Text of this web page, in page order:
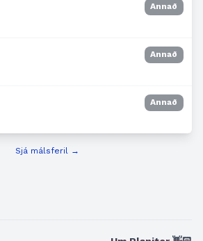
Annað
Annað
Annað
Sjá málsferil →